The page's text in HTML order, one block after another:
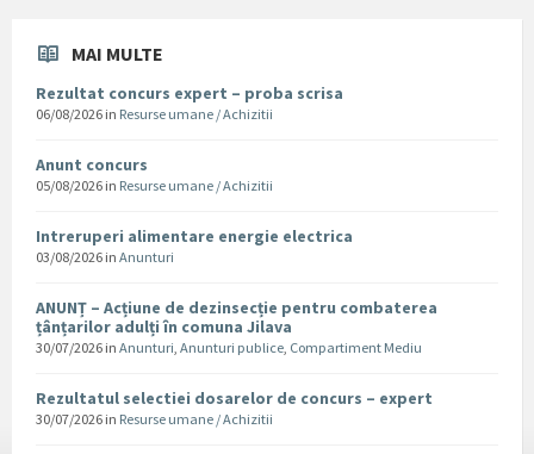
MAI MULTE
Rezultat concurs expert – proba scrisa
06/08/2026 in Resurse umane / Achizitii
Anunt concurs
05/08/2026 in Resurse umane / Achizitii
Intreruperi alimentare energie electrica
03/08/2026 in Anunturi
ANUNȚ – Acțiune de dezinsecție pentru combaterea
țânțarilor adulți în comuna Jilava
30/07/2026 in Anunturi Anunturi publice Compartiment Mediu
Rezultatul selectiei dosarelor de concurs – expert
30/07/2026 in Resurse umane / Achizitii